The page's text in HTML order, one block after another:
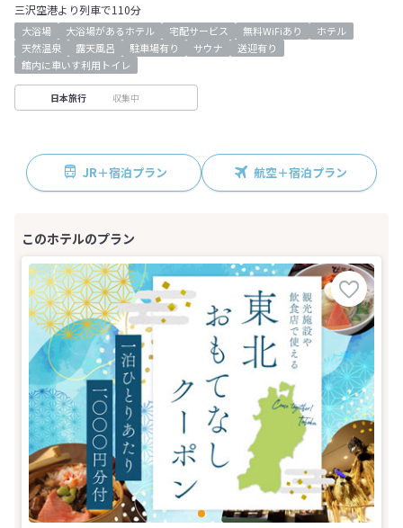
三沢空港より列車で110分
大浴場 大浴場があるホテル 宅配サービス 無料WiFiあり
ホテル
天然温泉
露天風呂 駐車場有り サウナ
送迎有り
館内に車いす利用トイレ
日本旅行 収集中
JR＋宿泊プラン 航空＋宿泊プラン